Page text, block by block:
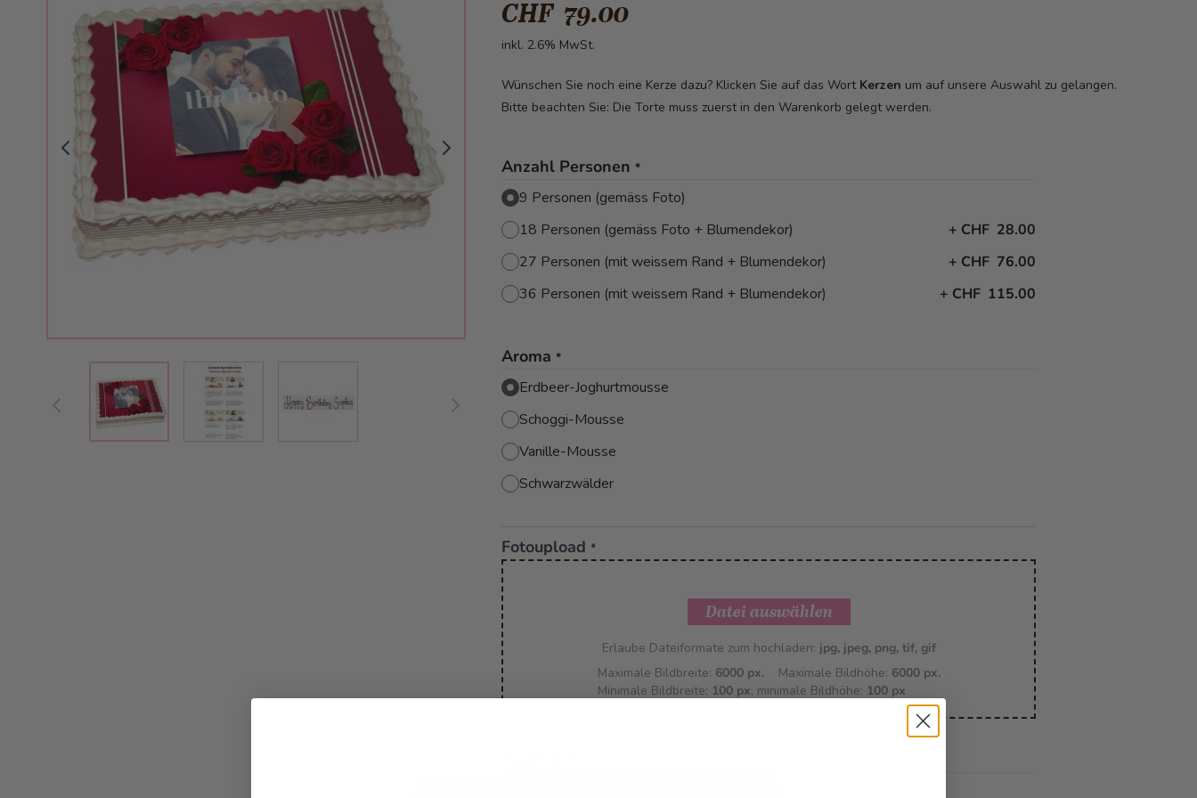
View larger imageView larger image
CHF 79.00
inkl. 2.6% MwSt.
Wünschen Sie noch eine Kerze dazu? Klicken Sie auf das Wort Kerzen um auf unsere Auswahl zu gelangen.
Bitte beachten Sie: Die Torte muss zuerst in den Warenkorb gelegt werden.
Anzahl Personen *
9 Personen (gemäss Foto)
18 Personen (gemäss Foto + Blumendekor)
+ CHF 28.00
27 Personen (mit weissem Rand + Blumendekor)
+ CHF 76.00
36 Personen (mit weissem Rand + Blumendekor)
+ CHF 115.00
Aroma *
Erdbeer-Joghurtmousse
Schoggi-Mousse
Vanille-Mousse
Schwarzwälder
Fotoupload *
Datei auswählen
Erlaube Dateiformate zum hochladen: jpg, jpeg, png, tif, gif
Maximale Bildbreite: 6000 px. Maximale Bildhöhe: 6000 px.
Minimale Bildbreite: 100 px, minimale Bildhöhe: 100 px